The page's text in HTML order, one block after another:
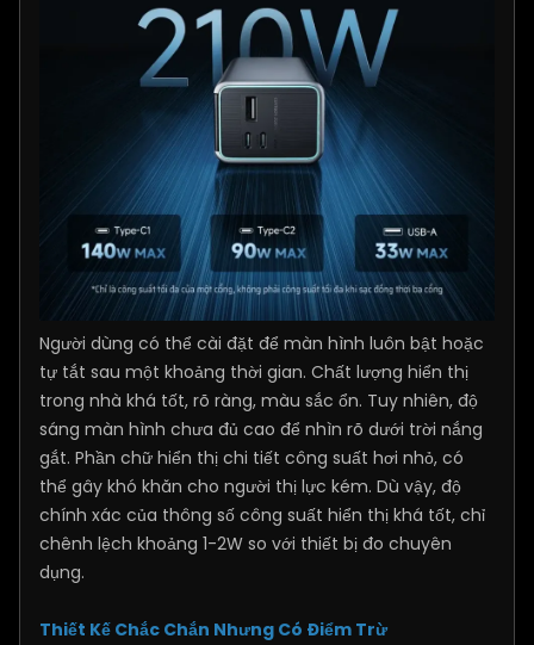
Người dùng có thể cài đặt để màn hình luôn bật hoặc
tự tắt sau một khoảng thời gian. Chất lượng hiển thị
trong nhà khá tốt, rõ ràng, màu sắc ổn. Tuy nhiên, độ
sáng màn hình chưa đủ cao để nhìn rõ dưới trời nắng
gắt. Phần chữ hiển thị chi tiết công suất hơi nhỏ, có
thể gây khó khăn cho người thị lực kém. Dù vậy, độ
chính xác của thông số công suất hiển thị khá tốt, chỉ
chênh lệch khoảng 1-2W so với thiết bị đo chuyên
dụng.
Thiết Kế Chắc Chắn Nhưng Có Điểm Trừ